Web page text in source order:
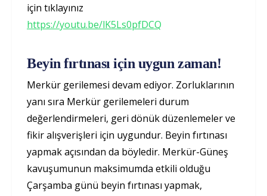
için tıklayınız
https://youtu.be/lK5Ls0pfDCQ
Beyin fırtınası için uygun zaman!
Merkür gerilemesi devam ediyor. Zorluklarının
yanı sıra Merkür gerilemeleri durum
değerlendirmeleri, geri dönük düzenlemeler ve
fikir alışverişleri için uygundur. Beyin fırtınası
yapmak açısından da böyledir. Merkür-Güneş
kavuşumunun maksimumda etkili olduğu
Çarşamba günü beyin fırtınası yapmak,